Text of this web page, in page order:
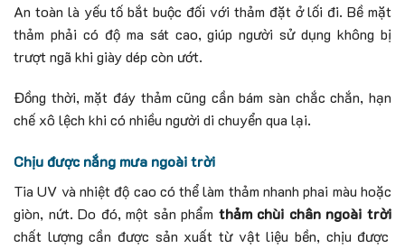
An toàn là yếu tố bắt buộc đối với thảm đặt ở lối đi. Bề mặt
thảm phải có độ ma sát cao, giúp người sử dụng không bị
trượt ngã khi giày dép còn ướt.
Đồng thời, mặt đáy thảm cũng cần bám sàn chắc chắn, hạn
chế xô lệch khi có nhiều người di chuyển qua lại.
Chịu được nắng mưa ngoài trời
Tia UV và nhiệt độ cao có thể làm thảm nhanh phai màu hoặc
giòn, nứt. Do đó, một sản phẩm thảm chùi chân ngoài trời
chất lượng cần được sản xuất từ vật liệu bền, chịu được